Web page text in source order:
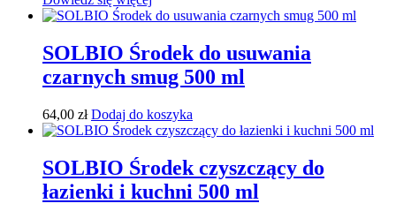
SOLBIO Środek do usuwania
czarnych smug 500 ml
64,00 zł Dodaj do koszyka
SOLBIO Środek czyszczący do
łazienki i kuchni 500 ml